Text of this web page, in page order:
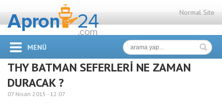
Normal Site
MENÜ
THY BATMAN SEFERLERİ NE ZAMAN
DURACAK ?
07 Nisan 2015 - 12:07